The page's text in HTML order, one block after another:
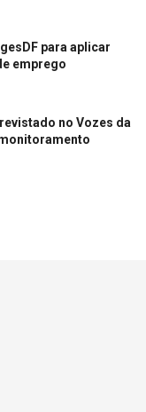
para aplicar
emprego
no Vozes da